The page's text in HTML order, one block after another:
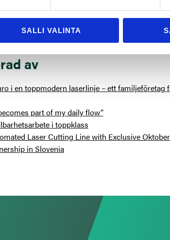
SALLI VALINTA
av
i en toppmodern laserlinje – ett familjeföretag
part of my daily flow”
i toppklass
Laser Cutting Line with Exclusive
in Slovenia